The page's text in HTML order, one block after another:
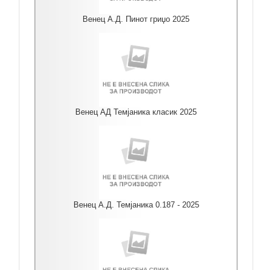
Венец А.Д. Пинот гриџо 2025
Венец АД Темјаника класик 2025
Венец А.Д. Темјаника 0.187 - 2025